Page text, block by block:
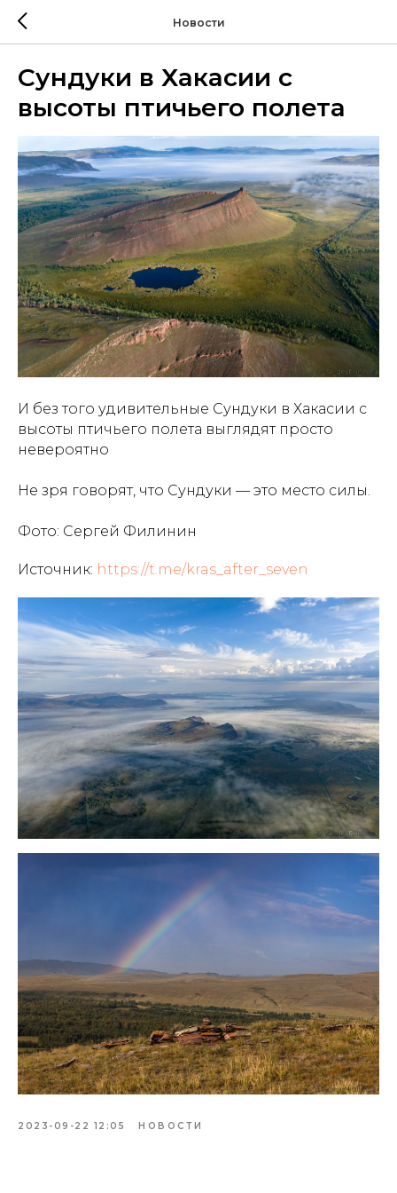
Новости
Сундуки в Хакасии с
высоты птичьего полета
И без того удивительные Сундуки в Хакасии с
высоты птичьего полета выглядят просто
невероятно
Не зря говорят, что Сундуки — это место силы.
Фото: Сергей Филинин
Источник: https://t.me/kras_after_seven
2023-09-22 12:05 НОВОСТИ